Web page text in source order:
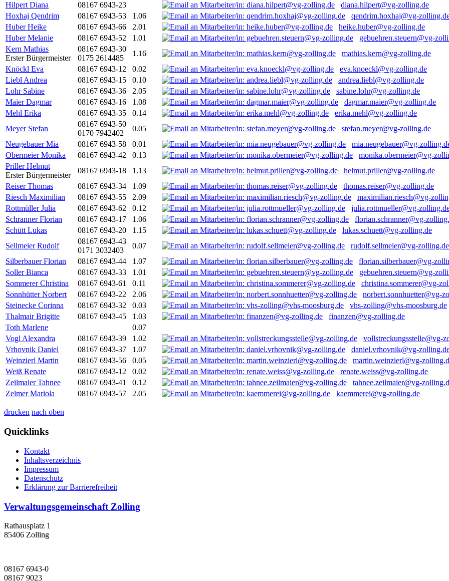
Hilpert Diana
08167 6943-23
diana.hilpert@vg-zolling.de
Hoxhaj Qendrim
08167 6943-53 1.06
qendrim.hoxhaj@vg-
Huber Heike
08167 6943-66 2.01
heike.huber@vg-zolling.de
Huber Melanie
08167 6943-52 1.01
gebuehren.steuern@vg-
Kern Mathias
Erster Bürgermeister
08167 6943-30
0175 2614485
1.16
mathias.kern@vg-zolling.de
Knöckl Eva
08167 6943-12 0.02
eva.knoeckl@vg-zolling.de
Liebl Andrea
08167 6943-15 0.10
andrea.liebl@vg-zolling.de
Lohr Sabine
08167 6943-36 2.05
sabine.lohr@vg-zolling.de
Maier Dagmar
08167 6943-16 1.08
dagmar.maier@vg-zolling.de
Mehl Erika
08167 6943-35 0.14
erika.mehl@vg-zolling.de
Meyer Stefan
08167 6943-50
0170 7942402
0.05
stefan.meyer@vg-zolling.de
Neugebauer Mia
08167 6943-58 0.01
mia.neugebauer@vg-
Obermeier Monika
08167 6943-42 0.13
monika.obermeier@vg-
Priller Helmut
Erster Bürgermeister
08167 6943-18 1.13
helmut.priller@vg-zolling.de
Reiser Thomas
08167 6943-34 1.09
thomas.reiser@vg-zolling.de
Riesch Maximilian
08167 6943-55 2.09
maximilian.riesch@vg-
Rottmüller Julia
08167 6943-62 0.12
julia.rottmueller@vg-
Schranner Florian
08167 6943-17 1.06
florian.schranner@vg-
Schütt Lukas
08167 6943-20 1.15
lukas.schuett@vg-zolling.de
Sellmeier Rudolf
08167 6943-43
0171 3032403
0.07
rudolf.sellmeier@vg-zolling.de
Silberbauer Florian
08167 6943-44 1.07
florian.silberbauer@vg-
Soller Bianca
08167 6943-33 1.01
gebuehren.steuern@vg-
Sommerer Christina
08167 6943-61 0.11
christina.sommerer@vg-
Sonnhütter Norbert
08167 6943-22 2.06
norbert.sonnhuetter@vg-
Steinecke Corinna
08167 6943-32 0.03
vhs-zolling@vhs-moosburg.de
Thalmair Brigitte
08167 6943-45 1.03
finanzen@vg-zolling.de
Toth Marlene
0.07
Vogl Alexandra
08167 6943-39 1.02
vollstreckungsstelle@vg-
Vrhovnik Daniel
08167 6943-37 1.07
daniel.vrhovnik@vg-
Weinzierl Martin
08167 6943-56 0.05
martin.weinzierl@vg-
Weiß Renate
08167 6943-12 0.02
renate.weiss@vg-zolling.de
Zeilmaier Tahnee
08167 6943-41 0.12
tahnee.zeilmaier@vg-
Zelmer Mariola
08167 6943-57 2.05 kaemmerei@vg-zolling.de
drucken nach oben
Quicklinks
Kontakt
Inhaltsverzeichnis
Impressum
Datenschutz
Erklärung zur Barrierefreiheit
Verwaltungsgemeinschaft Zolling
Rathausplatz 1
85406 Zolling
08167 6943-0
08167 9023